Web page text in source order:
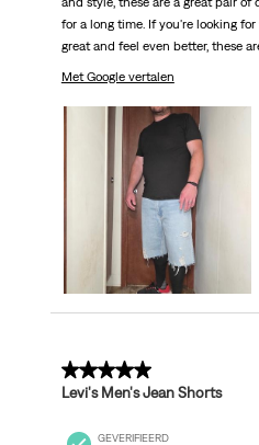
for a long time. If you're looking
great and feel even better, these
Met Google vertalen
5 van 5 sterren.
Levi's Men's Jean Shorts
GEVERIFIEERD